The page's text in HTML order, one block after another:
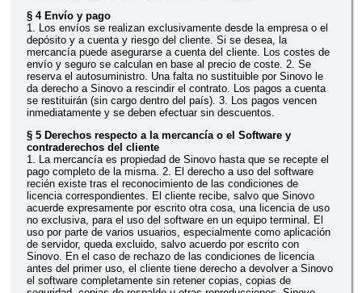
§ 4 Envío y pago
1. Los envíos se realizan exclusivamente desde la empresa o el
depósito y a cuenta y riesgo del cliente. Si se desea, la
mercancía puede asegurarse a cuenta del cliente. Los costes de
envío y seguro se calculan en base al precio de coste. 2. Se
reserva el autosuministro. Una falta no sustituible por Sinovo le
da derecho a Sinovo a rescindir el contrato. Los pagos a cuenta
se restituirán (sin cargo dentro del país). 3. Los pagos vencen
inmediatamente y se deben efectuar sin descuentos.
§ 5 Derechos respecto a la mercancía o el Software y
contraderechos del cliente
1. La mercancía es propiedad de Sinovo hasta que se recepte el
pago completo de la misma. 2. El derecho a uso del software
recién existe tras el reconocimiento de las condiciones de
licencia correspondientes. El cliente recibe, salvo que Sinovo
acuerde expresamente por escrito otra cosa, una licencia de uso
no exclusiva, para el uso del software en un equipo terminal. El
uso por parte de varios usuarios, especialmente como aplicación
de servidor, queda excluido, salvo acuerdo por escrito con
Sinovo. En el caso de rechazo de las condiciones de licencia
antes del primer uso, el cliente tiene derecho a devolver a Sinovo
el software completamente sin retener copias, copias de